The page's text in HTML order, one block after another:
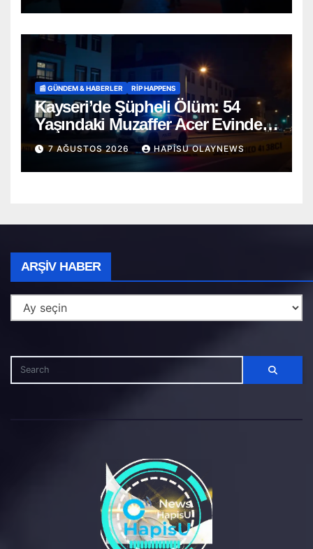
📰 GÜNDEM & HABERLER RİP HAPPENS
Kayseri’de Şüpheli Ölüm: 54
Yaşındaki Muzaffer Acer Evinde
Cansız Bulundu
7 AĞUSTOS 2026 HAPISU OLAYNEWS
ARŞIV HABER
Haber